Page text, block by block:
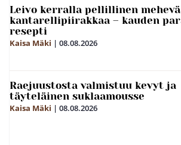
Leivo kerralla pellillinen
kantarellipiirakkaa – kauden
resepti
Kaisa Mäki | 08.08.2026
Raejuustosta valmistuu kevyt ja
täyteläinen suklaamousse
Kaisa Mäki | 08.08.2026